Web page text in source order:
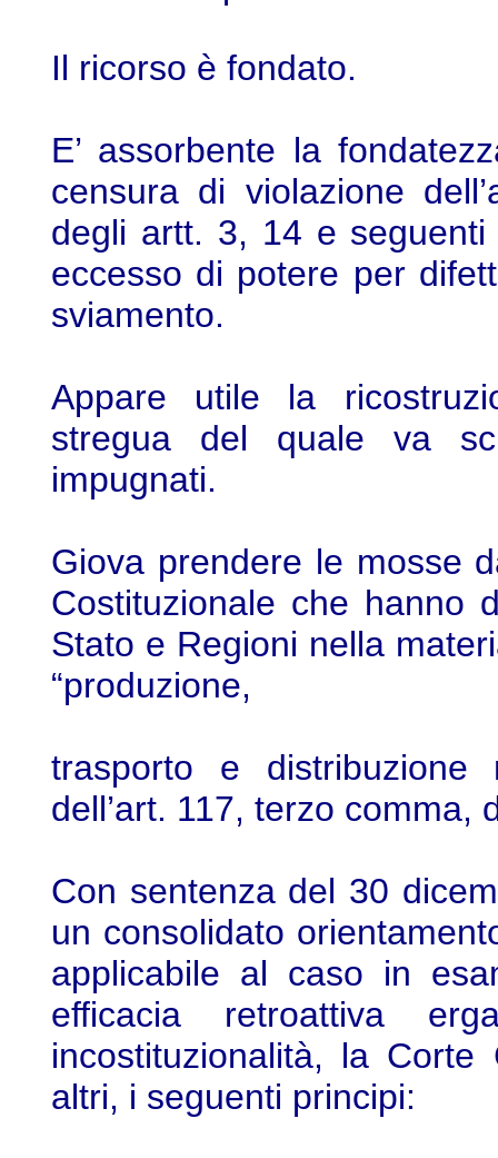
Il ricorso è fondato.
E’ assorbente la
censura di violazione
degli artt. 3, 14 e
eccesso di potere per
sviamento.
Appare utile la
stregua del quale va
impugnati.
Giova prendere le mosse
Costituzionale che hanno
Stato e Regioni nella
“produzione,
trasporto e distribuzione
dell’art. 117, terzo comma,
Con sentenza del 30
un consolidato
applicabile al caso in
efficacia retroattiva
incostituzionalità, la
altri, i seguenti principi: